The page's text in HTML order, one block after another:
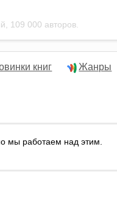
109 000 авторов.
книг Жанры
мы работаем над этим.